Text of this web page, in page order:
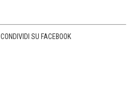
CONDIVIDI SU FACEBOOK